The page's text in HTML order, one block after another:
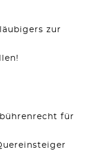
zur
für